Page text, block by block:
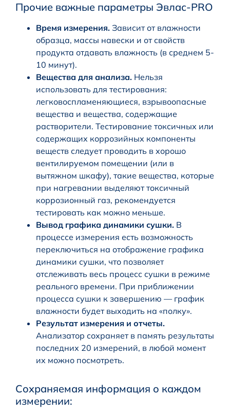
Прочие важные параметры Эвлас-PRO
Время измерения. Зависит от влажности
образца, массы навески и от свойств
продукта отдавать влажность (в среднем 5-
10 минут).
Вещества для анализа. Нельзя
использовать для тестирования:
легковоспламеняющиеся, взрывоопасные
вещества и вещества, содержащие
растворители. Тестирование токсичных или
содержащих коррозийных компоненты
веществ следует проводить в хорошо
вентилируемом помещении (или в
вытяжном шкафу), такие вещества, которые
при нагревании выделяют токсичный
коррозионный газ, рекомендуется
тестировать как можно меньше.
Вывод графика динамики сушки. В
процессе измерения есть возможность
переключиться на отображение графика
динамики сушки, что позволяет
отслеживать весь процесс сушки в режиме
реального времени. При приближении
процесса сушки к завершению — график
влажности будет выходить на «полку».
Результат измерения и отчеты.
Анализатор сохраняет в память результаты
последних 20 измерений, в любой момент
их можно посмотреть.
Сохраняемая информация о каждом
измерении: